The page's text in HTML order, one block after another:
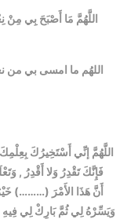
اللَّهُمَّ مَا أَصْبَحَ بِي
اللهُم ما امسى بي من
اللَّهُمَّ إنِّي أَسْتَخِيرُكَ
فَإِنَّكَ تَقْدِرُ وَلا أَقْدِرُ ,
أَنَّ هَذَا الأَمْرَ (………)
وَيَسِّرْهُ لِي ثُمَّ بَارِكْ لِي